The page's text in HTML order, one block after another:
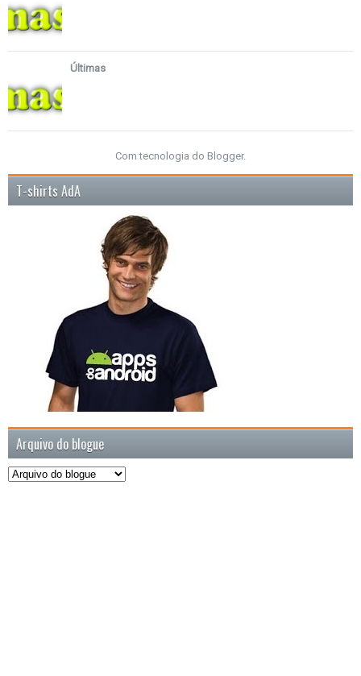
Últimas
Com tecnologia do Blogger.
T-shirts AdA
Arquivo do blogue